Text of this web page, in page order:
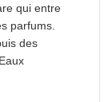
qui entre
parfums.
des